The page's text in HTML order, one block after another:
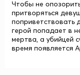
Чтобы не
притворяться
поприветствовать
герой попадает в
мертва, а убийцей
время появляется